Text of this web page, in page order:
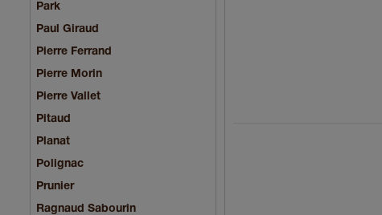
Park
Paul Giraud
Pierre Ferrand
Pierre Morin
Pierre Vallet
Pitaud
Planat
Polignac
Prunier
Ragnaud Sabourin